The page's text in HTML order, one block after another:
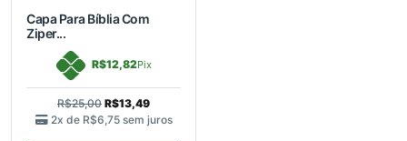
Capa Para Bíblia Com
Ziper...
R$12,82Pix
R$25,00 R$13,49
2x de R$6,75 sem juros